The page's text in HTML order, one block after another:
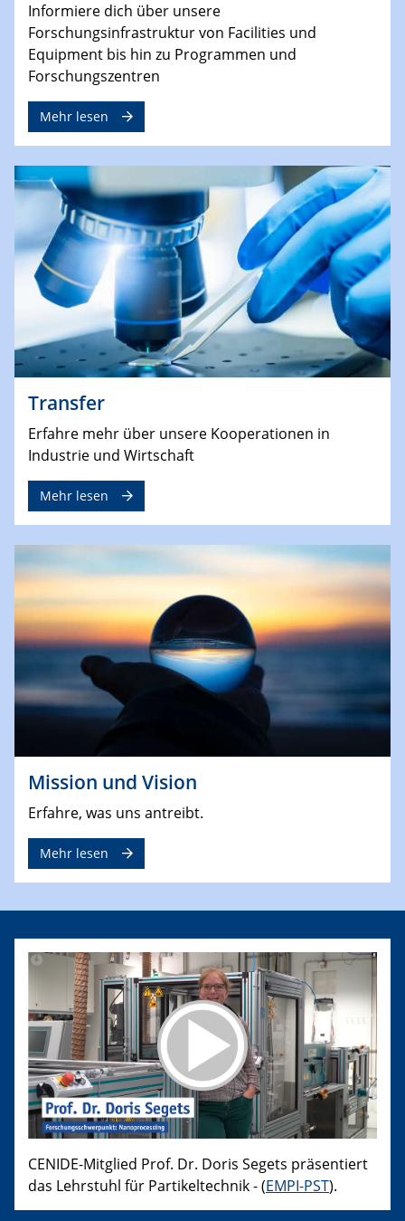
Informiere dich über unsere
Forschungsinfrastruktur von Facilities und
Equipment bis hin zu Programmen und
Forschungszentren
Mehr lesen
Transfer
Erfahre mehr über unsere Kooperationen in
Industrie und Wirtschaft
Mehr lesen
Mission und Vision
Erfahre, was uns antreibt.
Mehr lesen
CENIDE-Mitglied Prof. Dr. Doris Segets präsentiert
das Lehrstuhl für Partikeltechnik - (EMPI-PST).